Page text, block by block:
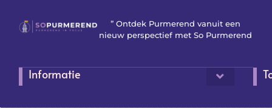
” Ontdek Purmerend vanuit een
nieuw perspectief met So Purmerend
Informatie